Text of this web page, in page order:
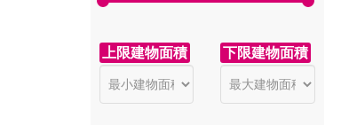
上限建物面積 下限建物面積